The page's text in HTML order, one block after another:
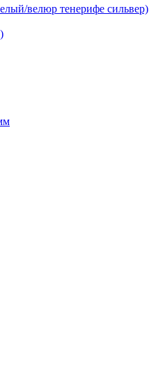
велюр тенерифе сильвер)